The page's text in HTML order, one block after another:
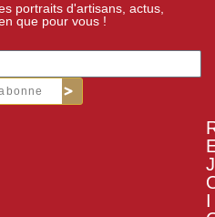
portraits d'artisans, actus,
que pour vous !
J
I